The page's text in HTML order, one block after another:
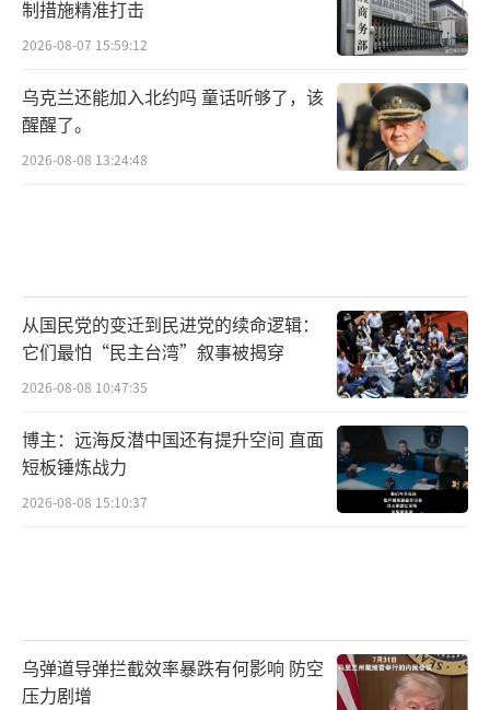
制措施精准打击
2026-08-07 15:59:12
乌克兰还能加入北约吗 童话听够了，该
醒醒了。
2026-08-08 13:24:48
从国民党的变迁到民进党的续命逻辑：
它们最怕“民主台湾”叙事被揭穿
2026-08-08 10:47:35
博主：远海反潜中国还有提升空间 直面
短板锤炼战力
2026-08-08 15:10:37
乌弹道导弹拦截效率暴跌有何影响 防空
压力剧增